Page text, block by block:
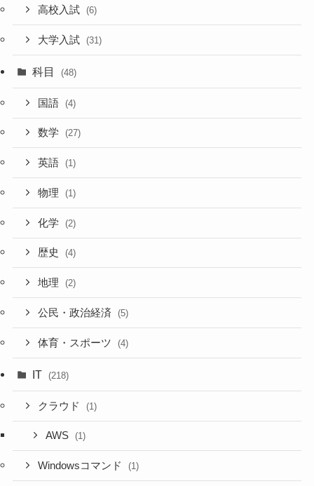
高校入試 (6)
大学入試 (31)
科目 (48)
国語 (4)
数学 (27)
英語 (1)
物理 (1)
化学 (2)
歴史 (4)
地理 (2)
公民・政治経済 (5)
体育・スポーツ (4)
IT (218)
クラウド (1)
AWS (1)
Windowsコマンド (1)